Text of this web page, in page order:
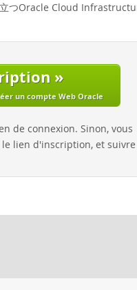
つOracle Cloud
»
un compte Web Oracle
de connexion. Sinon, vous
lien d'inscription, et suivre